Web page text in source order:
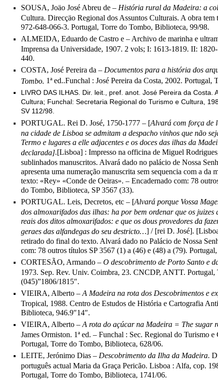
SOUSA, Joäo José Abreu de – História rural da Madeira: a
Cultura. Direcçäo Regional dos Assuntos Culturais. A obra
972-648-066-3. Portugal, Torre do Tombo, Biblioteca, 99/98.
ALMEIDA, Eduardo de Castro e – Archivo de marinha e
Imprensa da Universidade, 1907. 2 vols; I: 1613-1819. II:
440.
COSTA, José Pereira da – Documentos para a história dos
Tombo. 1ª ed..Funchal : José Pereira da Costa, 2002.
LIVRO DAS ILHAS. Dir. leit., pref. anot. José Pereira da
Cultura; Funchal: Secretaria Regional do Turismo e Cultura,
SV 112/98.
PORTUGAL. Rei D. José, 1750-1777 – [Alvará com força de
na cidade de Lisboa se admitam a despacho vinhos que não
Termo e lugares a elle adjacentes e os doces das ilhas da
declarada].[Lisboa] : Impresso na officina de Miguel
sublinhados manuscritos. Alvará dado no palácio de Nossa
apresenta uma numeração manuscrita sem sequencia com a
texto: «Rey» «Conde de Oeiras». – Encadernado com: 78
do Tombo, Biblioteca, SP 3567 (33).
PORTUGAL. Leis, Decretos, etc – [Alvará porque Vossa
dos almoxarifados das ilhas: ha por bem ordenar que os juizes
reais dos ditos almoxarifados: e que os dous provedores da
geraes das alfandegas do seu destricto… ] / [rei D. José].
retirado do final do texto. Alvará dado no Palácio de Nossa
com: 78 outros títulos SP 3567 (1) a (46) e (48) a (79).
CORTESÃO, Armando – O descobrimento de Porto Santo e
1973. Sep. Rev. Univ. Coimbra, 23. CNCDP, ANTT.
(045)”1806/1815″.
VIEIRA, Alberto – A Madeira na rota dos Descobrimentos e
Tropical, 1988. Centro de Estudos de História e Cartografia
Biblioteca, 946.9″14″.
VIEIRA, Alberto – A rota do açúcar na Madeira = The sugar
James Ormiston. 1ª ed. – Funchal : Sec. Regional do
Portugal, Torre do Tombo, Biblioteca, 628/06.
LEITE, Jerónimo Dias – Descobrimento da Ilha da Madeira.
português actual Maria da Graça Pericão. Lisboa : Alfa, cop.
Portugal, Torre do Tombo, Biblioteca, 1741/06.